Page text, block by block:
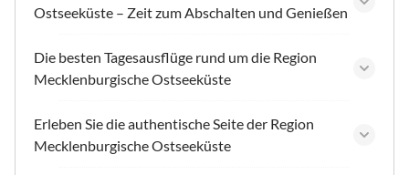
Ostseeküste – Zeit zum Abschalten und Genießen
Die besten Tagesausflüge rund um die Region
Mecklenburgische Ostseeküste
Erleben Sie die authentische Seite der Region
Mecklenburgische Ostseeküste